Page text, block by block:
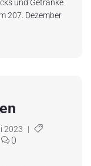
und Getränke
Dezember
2023 |
0